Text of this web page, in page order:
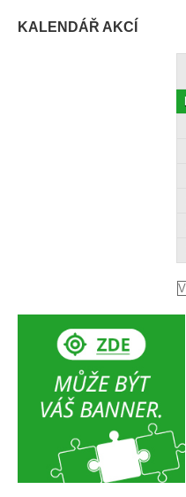
KALENDÁŘ AKCÍ